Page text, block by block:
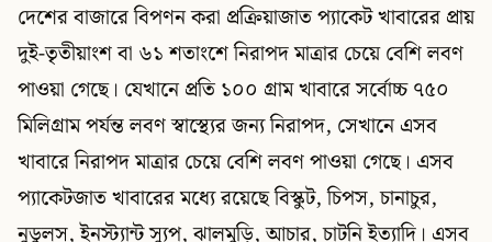
দেশের বাজারে বিপণন করা প্রক্রিয়াজাত প্যাকেট খাবারের প্রায়
দুই-তৃতীয়াংশ বা ৬১ শতাংশে নিরাপদ মাত্রার চেয়ে বেশি লবণ
পাওয়া গেছে। যেখানে প্রতি ১০০ গ্রাম খাবারে সর্বোচ্চ ৭৫০
মিলিগ্রাম পর্যন্ত লবণ স্বাস্থ্যের জন্য নিরাপদ, সেখানে এসব
খাবারে নিরাপদ মাত্রার চেয়ে বেশি লবণ পাওয়া গেছে। এসব
প্যাকেটজাত খাবারের মধ্যে রয়েছে বিস্কুট, চিপস, চানাচুর,